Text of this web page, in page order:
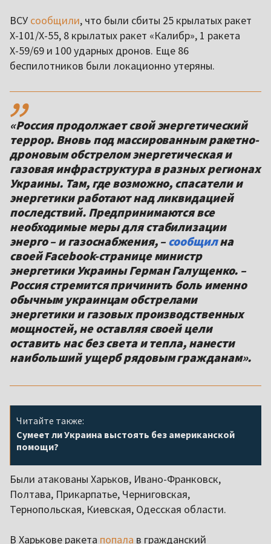
ВСУ сообщили, что были сбиты 25 крылатых ракет
Х-101/Х-55, 8 крылатых ракет «Калибр», 1 ракета
Х-59/69 и 100 ударных дронов. Еще 86
беспилотников были локационно утеряны.
,,
«Россия продолжает свой энергетический
террор. Вновь под массированным ракетно-
дроновым обстрелом энергетическая и
газовая инфраструктура в разных регионах
Украины. Там, где возможно, спасатели и
энергетики работают над ликвидацией
последствий. Предпринимаются все
необходимые меры для стабилизации
энерго – и газоснабжения, – сообщилна
своей Facebook-странице министр
энергетики Украины Герман Галущенко. –
Россия стремится причинить боль именно
обычным украинцам обстрелами
энергетики и газовых производственных
мощностей, не оставляя своей цели
оставить нас без света и тепла, нанести
наибольший ущерб рядовым гражданам».
Читайте также:
Сумеет ли Украина выстоять без американской
помощи?
Были атакованы Харьков, Ивано-Франковск,
Полтава, Прикарпатье, Черниговская,
Тернопольская, Киевская, Одесская области.
В Харькове ракета попала в гражданский